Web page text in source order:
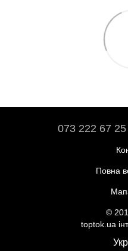
073 222 67 25
Повна
©
toptok.ua
Укр